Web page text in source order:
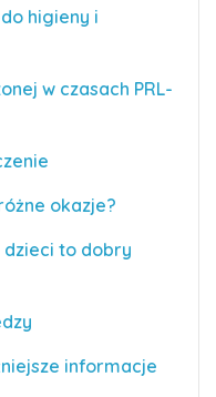
higieny i
w czasach PRL-
okazje?
dzieci to dobry
informacje